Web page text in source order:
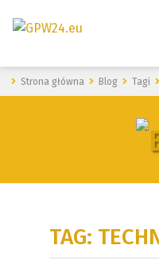
Strona główna Blog Tagi
TAG: